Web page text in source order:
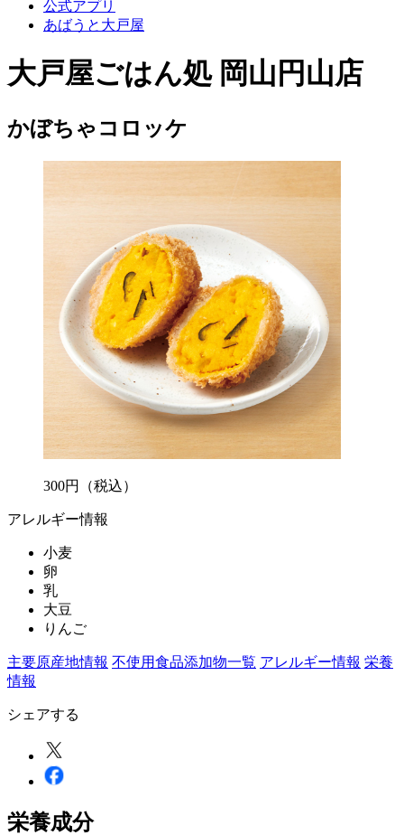
公式アプリ
あばうと大戸屋
大戸屋ごはん処 岡山円山店
かぼちゃコロッケ
300円 （税込）
アレルギー情報
小麦
卵
乳
大豆
りんご
主要原産地情報 不使用食品添加物一覧 アレルギー情報 栄養
情報
シェアする
栄養成分